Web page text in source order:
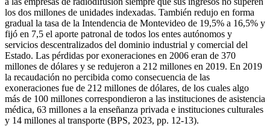
los dos millones de unidades indexadas. También redujo en forma
gradual la tasa de la Intendencia de Montevideo de 19,5% a 16,5% y
fijó en 7,5 el aporte patronal de todos los entes autónomos y
servicios descentralizados del dominio industrial y comercial del
Estado. Las pérdidas por exoneraciones en 2006 eran de 370
millones de dólares y se redujeron a 212 millones en 2019. En 2019
la recaudación no percibida como consecuencia de las
exoneraciones fue de 212 millones de dólares, de los cuales algo
más de 100 millones correspondieron a las instituciones de asistencia
médica, 63 millones a la enseñanza privada e instituciones culturales
y 14 millones al transporte (BPS, 2023, pp. 12-13).